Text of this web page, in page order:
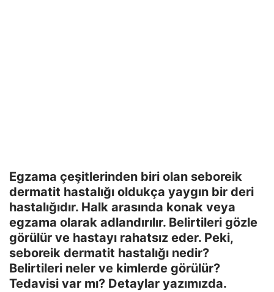
Egzama çeşitlerinden biri olan seboreik
dermatit hastalığı oldukça yaygın bir deri
hastalığıdır. Halk arasında konak veya
egzama olarak adlandırılır. Belirtileri gözle
görülür ve hastayı rahatsız eder. Peki,
seboreik dermatit hastalığı nedir?
Belirtileri neler ve kimlerde görülür?
Tedavisi var mı? Detaylar yazımızda.